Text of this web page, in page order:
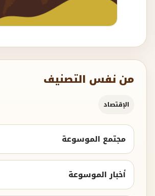
من نفس التصنيف
الإقتصاد
مجتمع الموسوعة
أخبار الموسوعة